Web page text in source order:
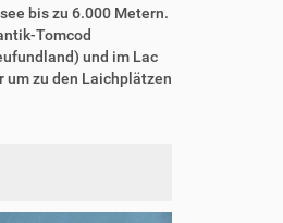
bis zu 6.000 Metern.
Tomcod
und im Lac
um zu den Laichplätzen